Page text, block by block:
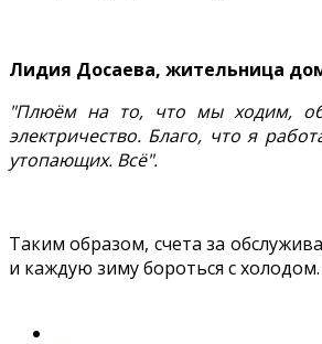
Лидия Досаева, жительница
"Плюём на то, что мы ходим,
электричество. Благо, что я
утопающих. Всё".
Таким образом, счета за
и каждую зиму бороться с холодом.